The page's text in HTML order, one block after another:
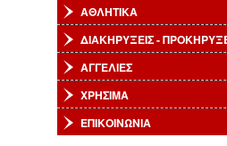
ΑΘΛΗΤΙΚΑ
ΔΙΑΚΗΡΥΞΕΙΣ -
ΑΓΓΕΛΙΕΣ
ΧΡΗΣΙΜΑ
ΕΠΙΚΟΙΝΩΝΙΑ